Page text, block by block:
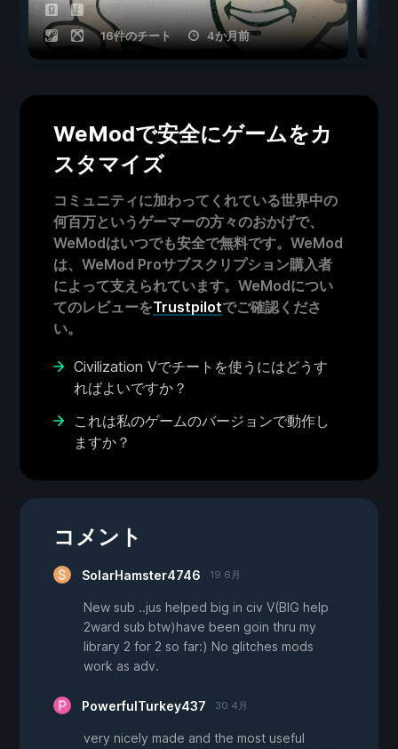
16件のチート 4か月前
WeModで安全にゲームをカ
スタマイズ
コミュニティに加わってくれている世界中の
何百万というゲーマーの方々のおかげで、
WeModはいつでも安全で無料です。WeMod
は、WeMod Proサブスクリプション購入者
によって支えられています。WeModについ
てのレビューをTrustpilotでご確認くださ
い。
Civilization Vでチートを使うにはどうす
ればよいですか？
これは私のゲームのバージョンで動作し
ますか？
コメント
SolarHamster4746 19 6月
New sub ..jus helped big in civ V(BIG help
2ward sub btw)have been goin thru my
library 2 for 2 so far:) No glitches mods
work as adv.
PowerfulTurkey437 30 4月
very nicely made and the most useful